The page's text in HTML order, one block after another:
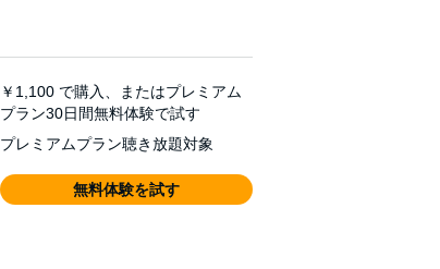
￥1,100 で購入、またはプレミアム
プラン30日間無料体験で試す
プレミアムプラン聴き放題対象
無料体験を試す